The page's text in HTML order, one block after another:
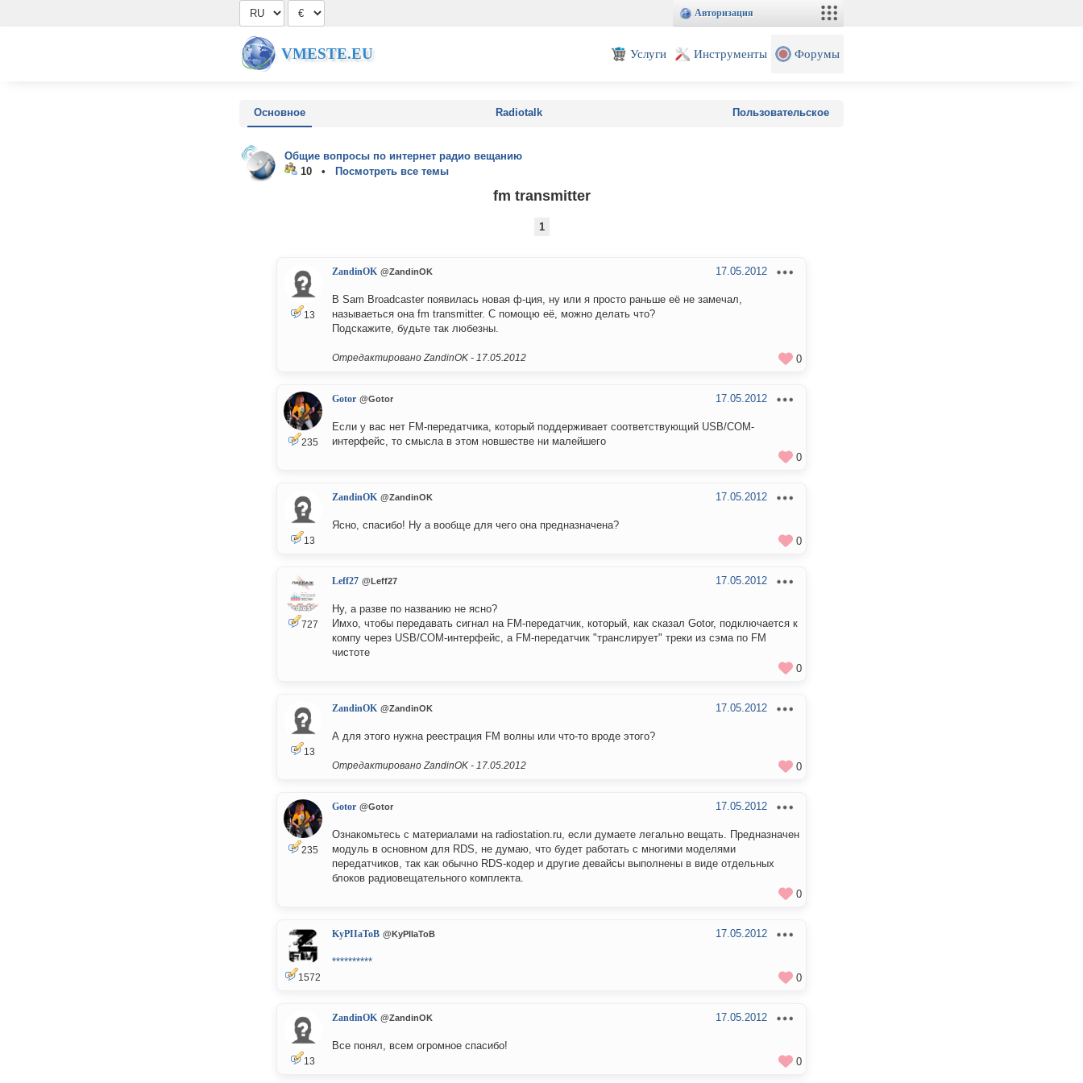
Авторизация
VMESTE.EU Услуги Инструменты Форумы
Основное Radiotalk Пользовательское
Общие вопросы по интернет радио вещанию
10 •
Посмотреть все темы
fm transmitter
1
13
ZandinOK @ZandinOK 17.05.2012
В Sam Broadcaster появилась новая ф-ция, ну или я просто раньше её не замечал,
называеться она fm transmitter. С помощю её, можно делать что?
Подскажите, будьте так любезны.
Отредактировано ZandinOK - 17.05.2012 0
235
Gotor @Gotor 17.05.2012
Если у вас нет FM-передатчика, который поддерживает соответствующий USB/COM-
интерфейс, то смысла в этом новшестве ни малейшего
0
13
ZandinOK @ZandinOK 17.05.2012
Ясно, спасибо! Ну а вообще для чего она предназначена?
0
727
Leff27 @Leff27 17.05.2012
Ну, а разве по названию не ясно?
Имхо, чтобы передавать сигнал на FM-передатчик, который, как сказал Gotor, подключается к
компу через USB/COM-интерфейс, а FM-передатчик "транслирует" треки из сэма по FM
чистоте
0
13
ZandinOK @ZandinOK 17.05.2012
А для этого нужна реестрация FM волны или что-то вроде этого?
Отредактировано ZandinOK - 17.05.2012 0
235
Gotor @Gotor 17.05.2012
Ознакомьтесь с материалами на radiostation.ru, если думаете легально вещать. Предназначен
модуль в основном для RDS, не думаю, что будет работать с многими моделями
передатчиков, так как обычно RDS-кодер и другие девайсы выполнены в виде отдельных
блоков радиовещательного комплекта.
0
1572
KyPIIaToB @KyPIIaToB 17.05.2012
**********
0
13
ZandinOK @ZandinOK 17.05.2012
Все понял, всем огромное спасибо!
0